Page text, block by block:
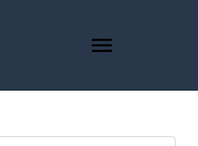
menu